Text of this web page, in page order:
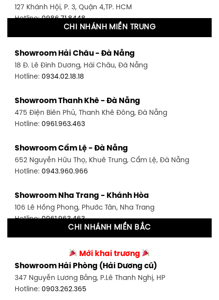
127 Khánh Hội, P. 3, Quận 4,TP. HCM
Hotline:0986.71.8448
1411 Đường 3/2, P. 16, Quận 11, TP. HCM
Hotline:0906.256.759
1448 Huỳnh Tấn Phát, Phú Thuận, Quận 7, TP HCM
Hotline:0946.480.580
348 Đ. Bạch Đằng, P. 14, Bình Thạnh, TP HCM
Hotline:0902.716.230
591 Hoàng Văn Thụ, P. 4, Tân Bình, TP HCM
Hotline:0906.256.759
0986.71.8448
Showroom Thuận An - Bình Dương
66 đường DT743, An Phú, Thuận An, Bình Dương
CHI NHÁNH MIỀN TRUNG
Showroom Hải Châu - Đà Nẵng
18 Đ. Lê Đình Dương, Hải Châu, Đà Nẵng
Hotline: 0934.02.18.18
Showroom Thanh Khê - Đà Nẵng
475 Điện Biên Phủ, Thanh Khê Đông, Đà Nẵng
Hotline: 0961.963.463
Showroom Cẩm Lệ - Đà Nẵng
652 Nguyễn Hữu Thọ, Khuê Trung, Cẩm Lệ, Đà Nẵng
Hotline: 0943.960.966
Showroom Nha Trang - Khánh Hòa
106 Lê Hồng Phong, Phước Tân, Nha Trang
Hotline:0961.963.463
27-29 Nguyễn Sỹ Sách, Hưng Bình, TP Vinh, Nghệ An
Hotline:0943.960.966
Showroom Buôn Ma Thuột
CHI NHÁNH MIỀN BẮC
Mới khai trương
Showroom Hải Phòng (Hải Dương cũ)
347 Nguyễn Lương Bằng, P.Lê Thanh Nghị, HP
Hotline: 0903.262.365